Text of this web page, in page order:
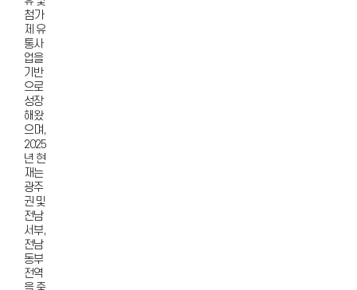
첨가
제 유
통사
업을
기반
으로
성장
해왔
으며,
2025
년 현
재는
광주
권 및
전남
서부,
전남
동부
전역